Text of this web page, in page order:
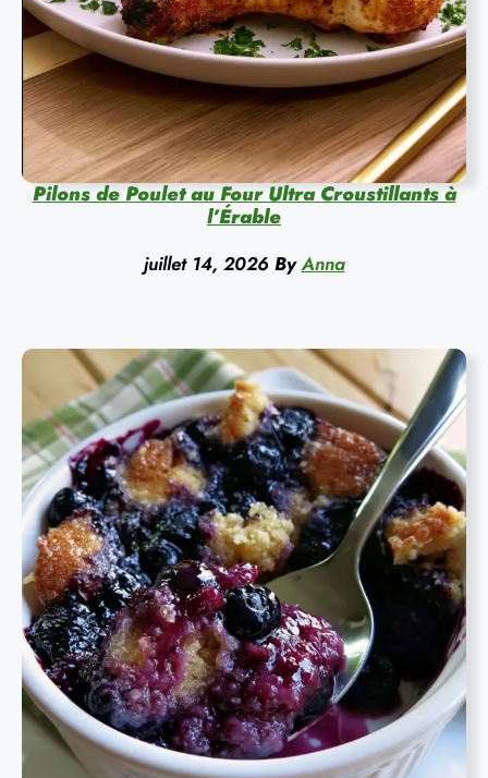
Pilons de Poulet au Four Ultra Croustillants à
l’Érable
juillet 14, 2026 By Anna